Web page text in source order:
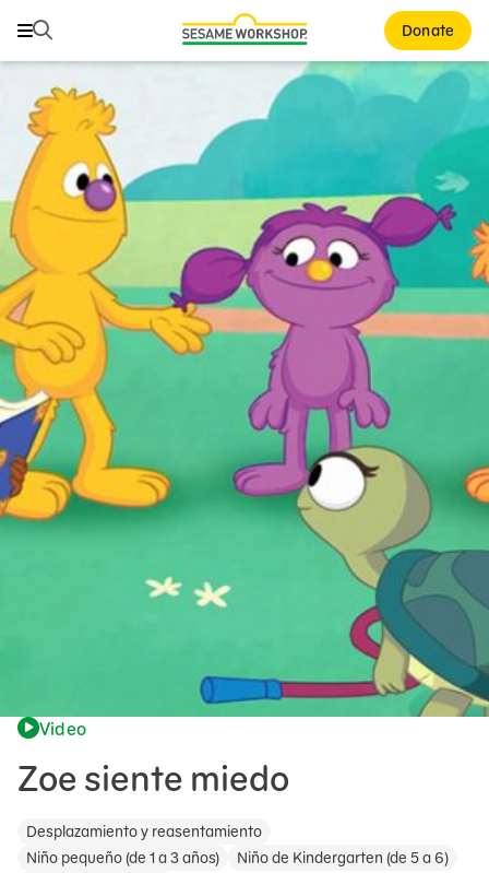
Buscar Donate
Buscar
ABCs and 123s
Healthy Minds and Bodies
Tough Topics
Courses and Webinars
Games and Storybooks
Our Work
About Us
Support Us
Video
Zoe siente miedo
Desplazamiento y reasentamiento
Niño pequeño (de 1 a 3 años)
Niño de Kindergarten (de 5 a 6)